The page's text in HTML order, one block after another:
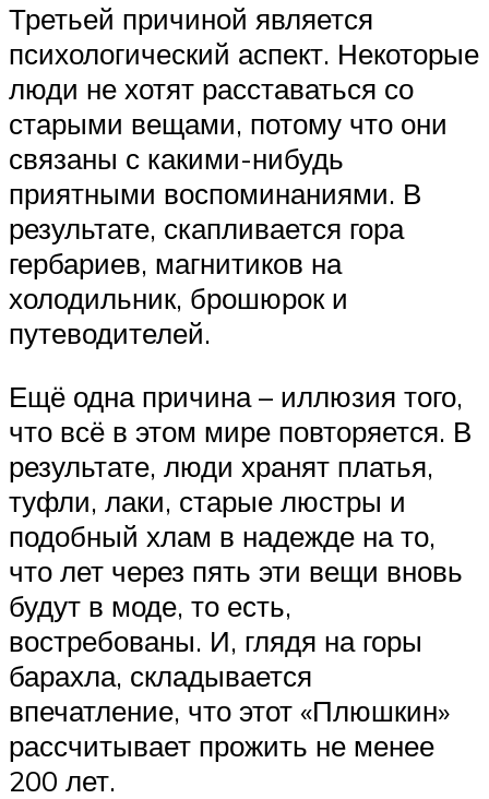
Третьей причиной является
психологический аспект. Некоторые
люди не хотят расставаться со
старыми вещами, потому что они
связаны с какими-нибудь
приятными воспоминаниями. В
результате, скапливается гора
гербариев, магнитиков на
холодильник, брошюрок и
путеводителей.
Ещё одна причина – иллюзия того,
что всё в этом мире повторяется. В
результате, люди хранят платья,
туфли, лаки, старые люстры и
подобный хлам в надежде на то,
что лет через пять эти вещи вновь
будут в моде, то есть,
востребованы. И, глядя на горы
барахла, складывается
впечатление, что этот «Плюшкин»
рассчитывает прожить не менее
200 лет.